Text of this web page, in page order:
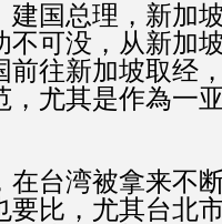
建国总理，新加
不可没，从新加
前往新加坡取经
，尤其是作為一
在台湾被拿来不
要比，尤其台北